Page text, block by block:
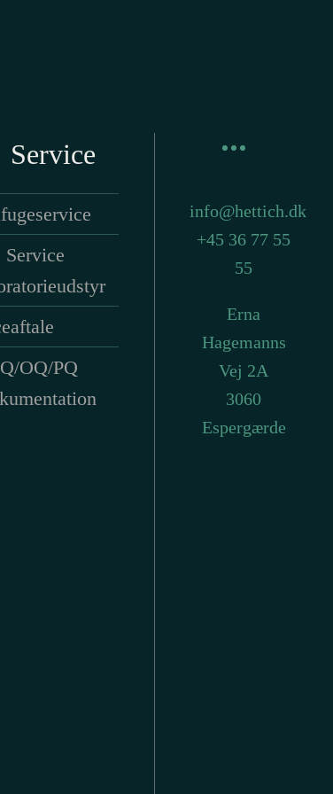
Service
Service
OQ/PQ
info@hettich.dk
+45 36 77 55
55
Erna
Hagemanns
Vej 2A
3060
Espergærde
info@hettich.dk